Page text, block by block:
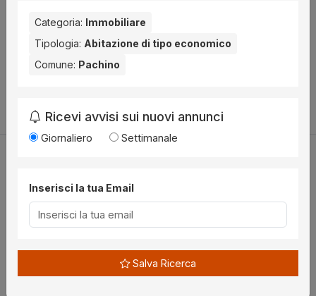
Siracusa (1) Carlentini (1)
Utilità
Chi siamo
Disclaimer
Categoria: Immobiliare
Tipologia: Abitazione di tipo economico
Comune: Pachino
Ricevi avvisi sui nuovi annunci
Giornaliero Settimanale
Inserisci la tua Email
Salva Ricerca